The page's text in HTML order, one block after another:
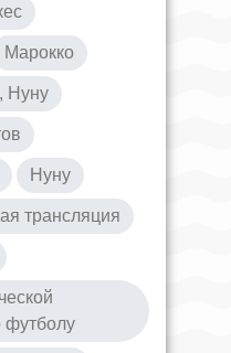
Марокко
Нуну
Нуну
трансляция
футболу